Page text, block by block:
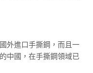
外進口手撕鋼，而且一
中國，在手撕鋼領域已